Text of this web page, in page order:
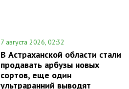
7 августа 2026, 02:32
В Астраханской области стали
продавать арбузы новых
сортов, еще один
ультраранний выводят